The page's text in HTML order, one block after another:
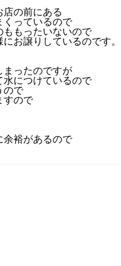
店の前にある
くっているので
ももったいないので
お譲りしているのです。
まったのですが
水につけているので
ので
すので
余裕があるので